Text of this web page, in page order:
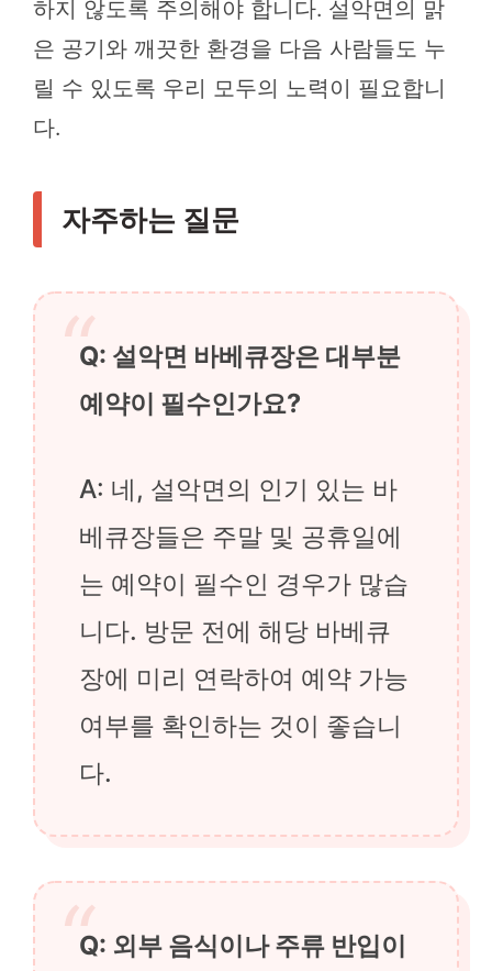
하지 않도록 주의해야 합니다. 설악면의 맑
은 공기와 깨끗한 환경을 다음 사람들도 누
릴 수 있도록 우리 모두의 노력이 필요합니
다.
자주하는 질문
Q: 설악면 바베큐장은 대부분
예약이 필수인가요?
A: 네, 설악면의 인기 있는 바
베큐장들은 주말 및 공휴일에
는 예약이 필수인 경우가 많습
니다. 방문 전에 해당 바베큐
장에 미리 연락하여 예약 가능
여부를 확인하는 것이 좋습니
다.
Q: 외부 음식이나 주류 반입이